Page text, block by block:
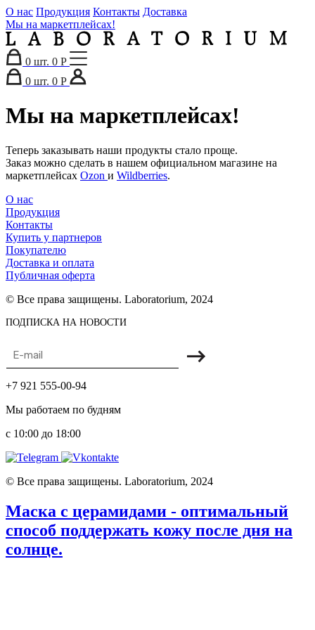
О нас Продукция Контакты Доставка
Мы на маркетплейсах!
0 шт. 0 Р
0 шт. 0 Р
Мы на маркетплейсах!
Теперь заказывать наши продукты стало проще.
Заказ можно сделать в нашем официальном магазине на
маркетплейсах Ozon и Wildberries.
О нас
Продукция
Контакты
Купить у партнеров
Покупателю
Доставка и оплата
Публичная оферта
© Все права защищены. Laboratorium, 2024
ПОДПИСКА НА НОВОСТИ
+7 921 555-00-94
Мы работаем по будням
с 10:00 до 18:00
© Все права защищены. Laboratorium, 2024
Маска с церамидами - оптимальный
способ поддержать кожу после дня на
солнце.